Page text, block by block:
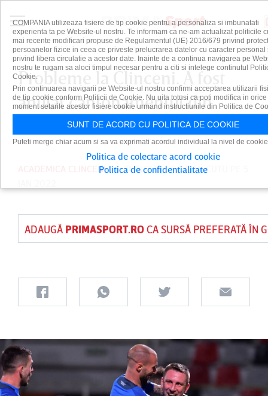
Probleme la Clinceni. A fost
anulat cantonamentul din
ACADEMICA CLINCENI PUBLICAT DEDAIAN CUTU
ADAUGĂ PRIMASPORT.ROCA SURSĂ PREFERATĂ ÎN
COMPANIA utilizeaza fisiere de tip cookie pentru a personaliza si imbunatati
experienta ta pe Website-ul nostru. Te informam ca ne-am actualizat politicile
mai recente modificari propuse de Regulamentul (UE) 2016/679 privind
persoanelor fizice in ceea ce priveste prelucrarea datelor cu caracter personal
privind libera circulatie a acestor date. Inainte de a continua navigarea pe
nostru te rugam sa aloci timpul necesar pentru a citi si intelege continutul
Cookie.
Prin continuarea navigarii pe Website-ul nostru confirmi acceptarea utilizarii
de tip cookie conform Politicii de Cookie. Nu uita totusi ca poti modifica in orice
moment setarile acestor fisiere cookie urmand instructiunile din Politica de
SUNT DE ACORD CU POLITICA DE COOKIE
Puteti merge chiar acum si sa va exprimati acordul individual la nivel de
Politica de colectare acord cookie
Politica de confidentialitate